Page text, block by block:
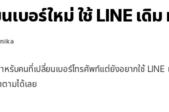
เบอร์ใหม่ ใช้ LINE เ
หรับคนที่เปลี่ยนเบอร์โทรศัพท์แต่ยังอยากใช้
ามได้เลย